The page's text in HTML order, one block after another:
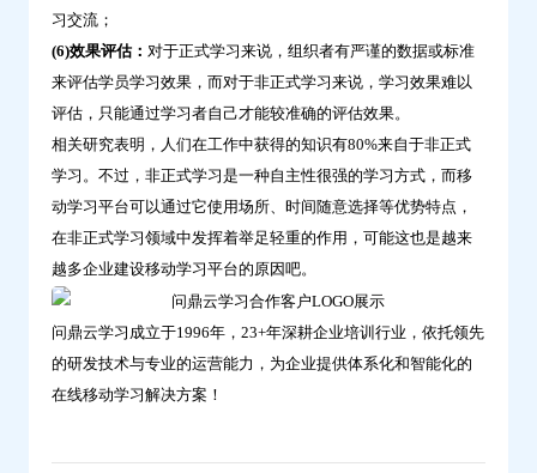
习交流；
(6)效果评估： 对于正式学习来说，组织者有严谨的数据或标准
来评估学员学习效果，而对于非正式学习来说，学习效果难以
评估，只能通过学习者自己才能较准确的评估效果。
相关研究表明，人们在工作中获得的知识有80%来自于非正式
学习。不过，非正式学习是一种自主性很强的学习方式，而移
动学习平台可以通过它使用场所、时间随意选择等优势特点，
在非正式学习领域中发挥着举足轻重的作用，可能这也是越来
越多企业建设移动学习平台的原因吧。
问鼎云学习成立于1996年，23+年深耕企业培训行业，依托领先
的研发技术与专业的运营能力，为企业提供体系化和智能化的
在线移动学习解决方案！